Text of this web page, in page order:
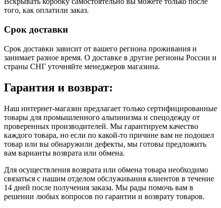
того, как оплатили заказ.
Срок доставки
Срок доставки зависит от вашего региона проживания и
занимает разное время. О доставке в другие регионы России и
страны СНГ уточняйте менеджеров магазина.
Гарантия и возврат:
Наш интернет-магазин предлагает только сертифицированные
товары для промышленного альпинизма и спецодежду от
проверенных производителей. Мы гарантируем качество
каждого товара, но если по какой-то причине вам не подошел
товар или вы обнаружили дефекты, мы готовы предложить
вам варианты возврата или обмена.
Для осуществления возврата или обмена товара необходимо
связаться с нашим отделом обслуживания клиентов в течение
14 дней после получения заказа. Мы рады помочь вам в
решении любых вопросов по гарантии и возврату товаров.